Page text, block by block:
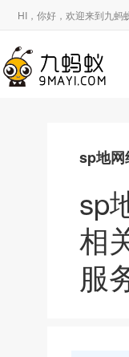
HI，你好，欢迎来到九蚂
sp地网
sp
相
服